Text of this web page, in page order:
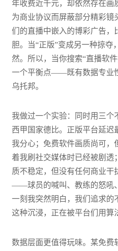
年收费近千元，却依然存在画
为商业协议而屏蔽部分精彩镜
们的直播中嵌入的博彩广告，
胆。当“正版”变成另一种掠夺
然。所以，当你搜索“直播软
一个平衡点——既有数据专业
乌托邦。
我做过一个实验：同时用三个
西甲国家德比。正版平台延迟
我分心；免费软件画质尚可，
着我刷社交媒体时已经被剧透
质不稳定，但没有任何商业干
——球员的喊叫、教练的怒吼
一刻我突然明白，我们追求的
这种沉浸，正在被平台们用算
数据层面更值得玩味。某免费